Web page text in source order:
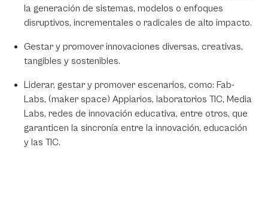
la generación de sistemas, modelos o enfoques
disruptivos, incrementales o radicales de alto impacto.
Gestar y promover innovaciones diversas, creativas,
tangibles y sostenibles.
Liderar, gestar y promover escenarios, como: Fab-
Labs, (maker space) Appiarios, laboratorios TIC, Media
Labs, redes de innovación educativa, entre otros, que
garanticen la sincronía entre la innovación, educación
y las TIC.